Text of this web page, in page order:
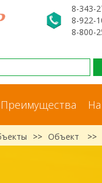
8-343-
8-922-
8-800-
Преимущества
>> Объект >>